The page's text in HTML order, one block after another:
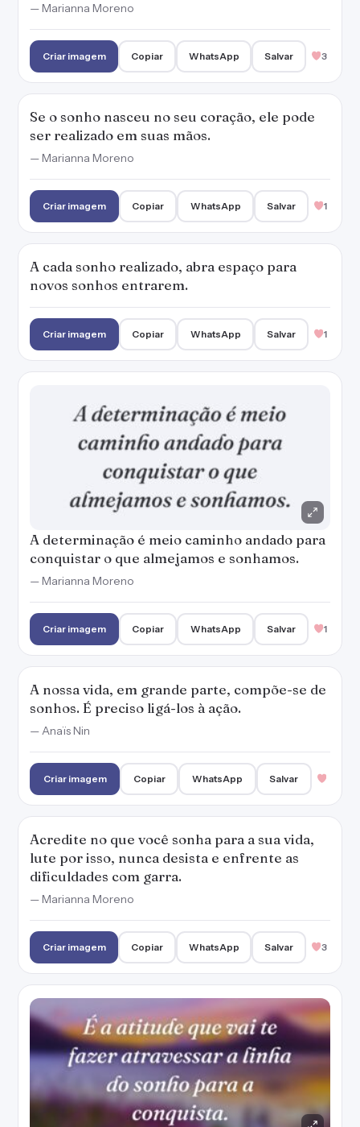
— Marianna Moreno
Criar imagem Copiar WhatsApp Salvar 3
Se o sonho nasceu no seu coração, ele pode
ser realizado em suas mãos.
— Marianna Moreno
Criar imagem Copiar WhatsApp Salvar 1
A cada sonho realizado, abra espaço para
novos sonhos entrarem.
Criar imagem Copiar WhatsApp Salvar 1
A determinação é meio caminho andado para
conquistar o que almejamos e sonhamos.
— Marianna Moreno
Criar imagem Copiar WhatsApp Salvar 1
A nossa vida, em grande parte, compõe-se de
sonhos. É preciso ligá-los à ação.
— Anaïs Nin
Criar imagem Copiar WhatsApp Salvar
Acredite no que você sonha para a sua vida,
lute por isso, nunca desista e enfrente as
dificuldades com garra.
— Marianna Moreno
Criar imagem Copiar WhatsApp Salvar 3